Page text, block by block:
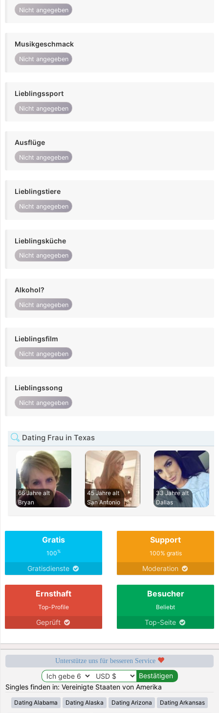
Nicht angegeben
Musikgeschmack
Nicht angegeben
Lieblingssport
Nicht angegeben
Ausflüge
Nicht angegeben
Lieblingstiere
Nicht angegeben
Lieblingsküche
Nicht angegeben
Alkohol?
Nicht angegeben
Lieblingsfilm
Nicht angegeben
Lieblingssong
Nicht angegeben
Dating Frau in Texas
66 Jahre alt
Bryan
45 Jahre alt
San Antonio
33 Jahre alt
Dallas
Gratis
100%
Gratisdienste
Support
100% gratis
Moderation
Ernsthaft
Top-Profile
Geprüft
Besucher
Beliebt
Top-Seite
Unterstütze uns für besseren Service
Singles finden in: Vereinigte Staaten von Amerika
Dating Alabama Dating Alaska Dating Arizona Dating Arkansas